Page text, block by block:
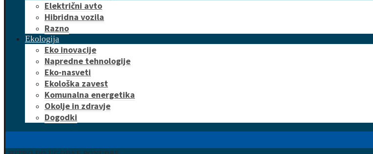
Električni avto
Hibridna vozila
Razno
Ekologija
Eko inovacije
Napredne tehnologije
Eko-nasveti
Ekološka zavest
Komunalna energetika
Okolje in zdravje
Dogodki